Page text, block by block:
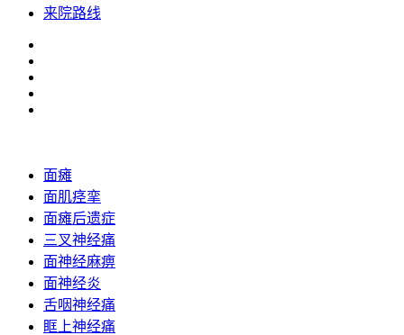
来院路线
面瘫
面肌痉挛
面瘫后遗症
三叉神经痛
面神经麻痹
面神经炎
舌咽神经痛
眶上神经痛